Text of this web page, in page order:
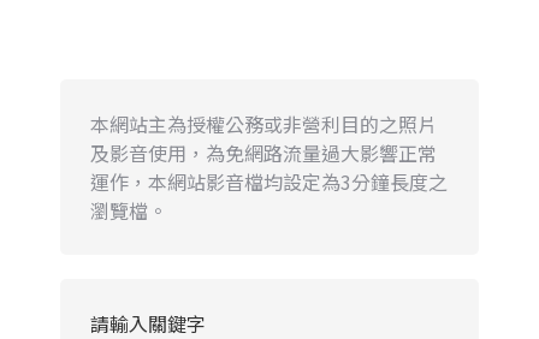
本網站主為授權公務或非營利目的之照片
及影音使用，為免網路流量過大影響正常
運作，本網站影音檔均設定為3分鐘長度之
瀏覽檔。
請輸入關鍵字